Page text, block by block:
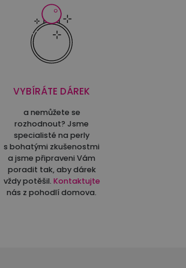
VYBÍRÁTE DÁREK
a nemůžete se
rozhodnout? Jsme
specialisté na perly
s bohatými zkušenostmi
a jsme připraveni Vám
poradit tak, aby dárek
vždy potěšil. Kontaktujte
nás z pohodlí domova.